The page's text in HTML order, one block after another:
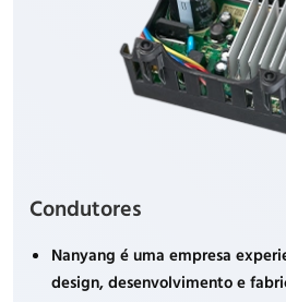
Condutores
Nanyang é uma empresa
design, desenvolvimento e